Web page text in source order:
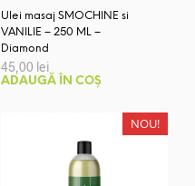
Ulei masaj SMOCHINE si
VANILIE – 250 ML –
Diamond
45,00 lei
ADAUGĂ ÎN COȘ
NOU!